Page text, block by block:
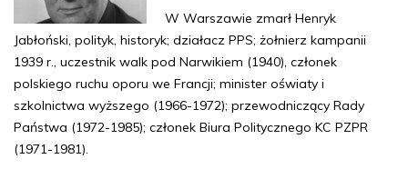
W Warszawie zmarł Henryk
Jabłoński, polityk, historyk; działacz PPS; żołnierz kampanii
1939 r., uczestnik walk pod Narwikiem (1940), członek
polskiego ruchu oporu we Francji; minister oświaty i
szkolnictwa wyższego (1966-1972); przewodniczący Rady
Państwa (1972-1985); członek Biura Politycznego KC PZPR
(1971-1981).